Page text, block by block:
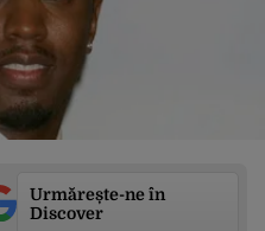
Urmărește-ne în
Discover